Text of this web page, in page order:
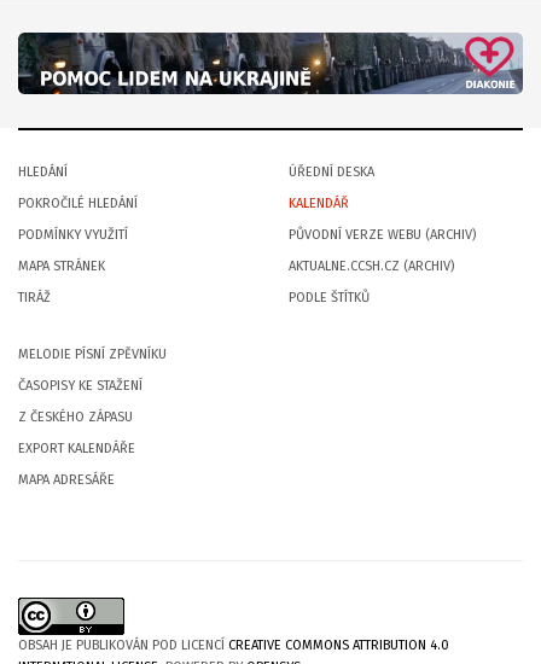
HLEDÁNÍ
POKROČILÉ HLEDÁNÍ
PODMÍNKY VYUŽITÍ
MAPA STRÁNEK
TIRÁŽ
ÚŘEDNÍ DESKA
KALENDÁŘ
PŮVODNÍ VERZE WEBU (ARCHIV)
AKTUALNE.CCSH.CZ (ARCHIV)
PODLE ŠTÍTKŮ
MELODIE PÍSNÍ ZPĚVNÍKU
ČASOPISY KE STAŽENÍ
Z ČESKÉHO ZÁPASU
EXPORT KALENDÁŘE
MAPA ADRESÁŘE
OBSAH JE PUBLIKOVÁN POD LICENCÍ CREATIVE COMMONS ATTRIBUTION 4.0